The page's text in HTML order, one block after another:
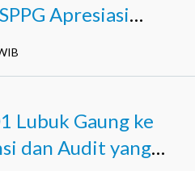
Apresiasi
Lubuk Gaung ke
dan Audit yang